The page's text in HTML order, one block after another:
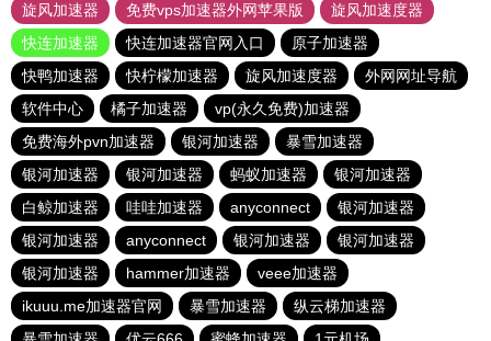
旋风加速器
免费vps加速器外网苹果版
旋风加速度器
快连加速器
快连加速器官网入口
原子加速器
快鸭加速器
快柠檬加速器 旋风加速度器
外网网址导航
软件中心
橘子加速器
vp(永久免费)加速器
免费海外pvn加速器
银河加速器
暴雪加速器
银河加速器
银河加速器 蚂蚁加速器
银河加速器
白鲸加速器
哇哇加速器 anyconnect
银河加速器
银河加速器
anyconnect 银河加速器
银河加速器
银河加速器
hammer加速器
veee加速器
ikuuu.me加速器官网
暴雪加速器
纵云梯加速器